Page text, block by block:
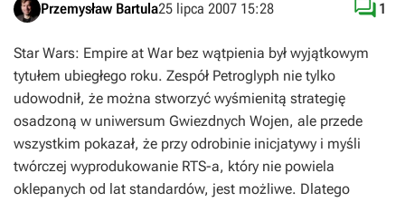
Przemysław Bartula25 lipca 2007 15:28  1
Star Wars: Empire at Warbez wątpienia był wyjątkowym
tytułem ubiegłego roku. Zespół Petroglyph nie tylko
udowodnił, że można stworzyć wyśmienitą strategię
osadzoną w uniwersum Gwiezdnych Wojen, ale przede
wszystkim pokazał, że przy odrobinie inicjatywy i myśli
twórczej wyprodukowanie RTS-a, który nie powiela
oklepanych od lat standardów, jest możliwe. Dlatego